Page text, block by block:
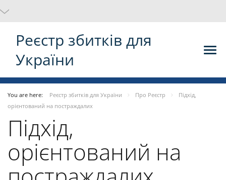
Реєстр збитків для
України
You are here: Реєстр збитків для України Про Реєстр
Підхід,
орієнтований на постраждалих
Підхід,
орієнтований на